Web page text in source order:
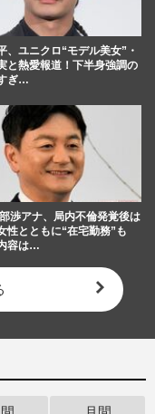
、ユニクロ“モデル美女”・
と熱愛報道！下半身強調の
ぎ…
渉アナ、局内不倫発覚後は
性とともに“在宅勤務”も
容は…